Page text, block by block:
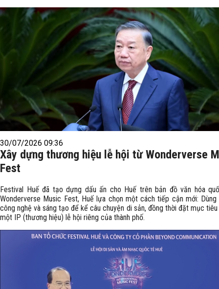
30/07/2026 09:36
Xây dựng thương hiệu lễ hội từ Wonderverse
Fest
Festival Huế đã tạo dựng dấu ấn cho Huế trên bản đồ văn hóa
Wonderverse Music Fest, Huế lựa chọn một cách tiếp cận mới: Dùng
công nghệ và sáng tạo để kể câu chuyện di sản, đồng thời đặt mục
một IP (thương hiệu) lễ hội riêng của thành phố.